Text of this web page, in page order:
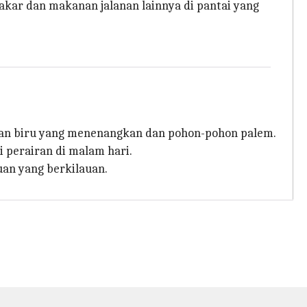
dan makanan jalanan lainnya di pantai yang
biru yang menenangkan dan pohon-pohon palem.
perairan di malam hari.
yang berkilauan.